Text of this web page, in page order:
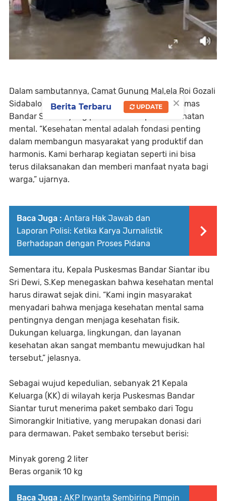
Dalam sambutannya, Camat Gunung Mal,ela Roi Gozali
Sidabalok S.Ap mengapresiasi langkah Puskesmas
Bandar Siantar yang peduli terhadap isu kesehatan
mental. “Kesehatan mental adalah fondasi penting
dalam membangun masyarakat yang produktif dan
harmonis. Kami berharap kegiatan seperti ini bisa
terus dilaksanakan dan memberi manfaat nyata bagi
warga,” ujarnya.
Baca Juga : Antara Hak Jawab dan
Laporan Polisi: Ketika Karya Jurnalistik
Berhadapan dengan Proses Pidana
Sementara itu, Kepala Puskesmas Bandar Siantar ibu
Sri Dewi, S.Kep menegaskan bahwa kesehatan mental
harus dirawat sejak dini. “Kami ingin masyarakat
menyadari bahwa menjaga kesehatan mental sama
pentingnya dengan menjaga kesehatan fisik.
Dukungan keluarga, lingkungan, dan layanan
kesehatan akan sangat membantu mewujudkan hal
tersebut,” jelasnya.
Sebagai wujud kepedulian, sebanyak 21 Kepala
Keluarga (KK) di wilayah kerja Puskesmas Bandar
Siantar turut menerima paket sembako dari Togu
Simorangkir Initiative, yang merupakan donasi dari
para dermawan. Paket sembako tersebut berisi:
Minyak goreng 2 liter
Beras organik 10 kg
Baca Juga : AKP Irwanta Sembiring Pimpin
×
Berita Terbaru UPDATE